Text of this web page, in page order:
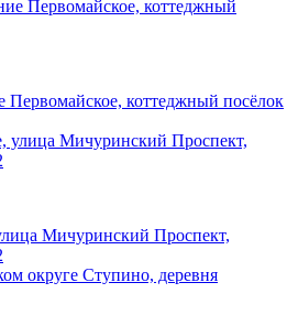
Первомайское, коттеджный посёлок
Мичуринский Проспект,